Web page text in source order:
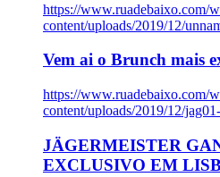
https://www.ruadebaixo.com/
content/uploads/2019/12/
Vem ai o Brunch mais
https://www.ruadebaixo.com/
content/uploads/2019/12/
JÄGERMEISTER
EXCLUSIVO EM